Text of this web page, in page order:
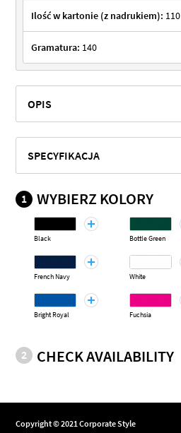
Ilość w kartonie (z nadrukiem): 110
Gramatura: 140
OPIS
SPECYFIKACJA
1 WYBIERZ KOLORY
Black Bottle Green
French Navy White
Bright Royal Fuchsia
2 CHECK AVAILABILITY
Copyright © 2021 Corporate Style